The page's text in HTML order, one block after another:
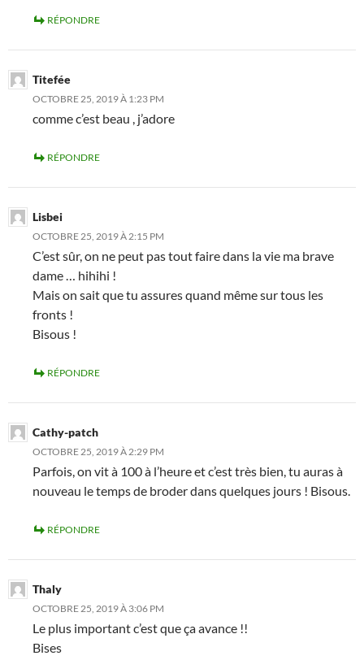
RÉPONDRE
Titefée
OCTOBRE 25, 2019 À 1:23 PM
comme c’est beau , j’adore
RÉPONDRE
Lisbei
OCTOBRE 25, 2019 À 2:15 PM
C’est sûr, on ne peut pas tout faire dans la vie ma brave
dame … hihihi !
Mais on sait que tu assures quand même sur tous les
fronts !
Bisous !
RÉPONDRE
Cathy-patch
OCTOBRE 25, 2019 À 2:29 PM
Parfois, on vit à 100 à l’heure et c’est très bien, tu auras à
nouveau le temps de broder dans quelques jours ! Bisous.
RÉPONDRE
Thaly
OCTOBRE 25, 2019 À 3:06 PM
Le plus important c’est que ça avance !!
Bises